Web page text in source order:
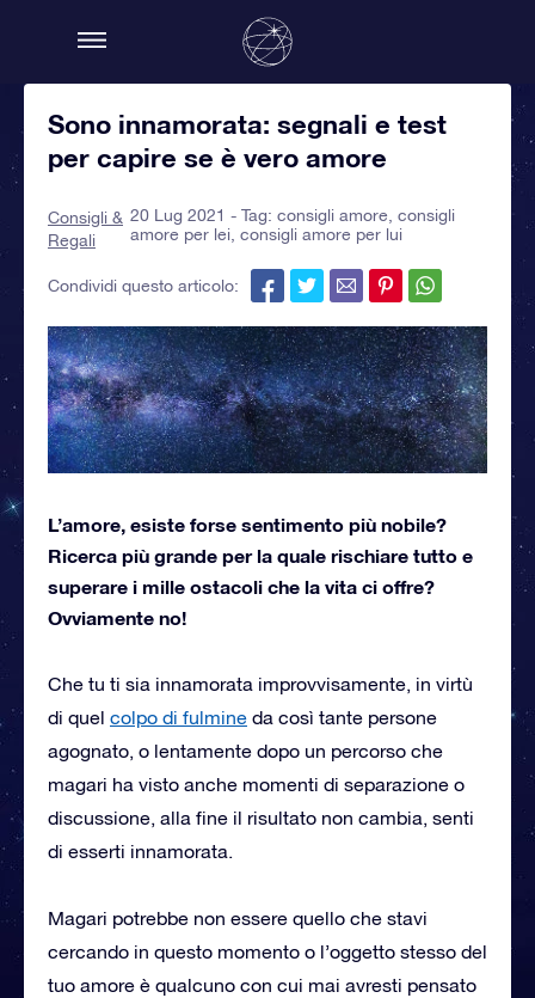
Sono innamorata: segnali e test
per capire se è vero amore
Consigli &
Regali
20 Lug 2021 - Tag: consigli amore consigli
amore per lei, consigli amore per lui
Condividi questo articolo:
L’amore, esiste forse sentimento più nobile?
Ricerca più grande per la quale rischiare tutto e
superare i mille ostacoli che la vita ci offre?
Ovviamente no!
Che tu ti sia innamorata improvvisamente, in virtù
di quel colpo di fulmine da così tante persone
agognato, o lentamente dopo un percorso che
magari ha visto anche momenti di separazione o
discussione, alla fine il risultato non cambia, senti
di esserti innamorata.
Magari potrebbe non essere quello che stavi
cercando in questo momento o l’oggetto stesso del
tuo amore è qualcuno con cui mai avresti pensato